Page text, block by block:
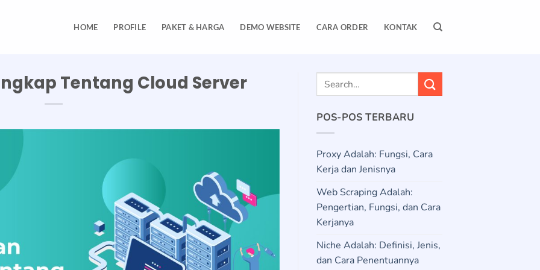
HOME PROFILE PAKET & HARGA DEMO WEBSITE CARA ORDER KONTAK
Tentang Cloud Server
POS-POS TERBARU
Proxy Adalah: Fungsi, Cara
Kerja dan Jenisnya
Web Scraping Adalah:
Pengertian, Fungsi, dan Cara
Kerjanya
Niche Adalah: Definisi, Jenis,
dan Cara Penentuannya